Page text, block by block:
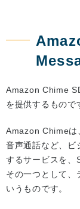
Amazon Chime
を提供するもので
Amazon Chimeは
音声通話など、ビ
するサービスを、
その一つとして、
いうものです。